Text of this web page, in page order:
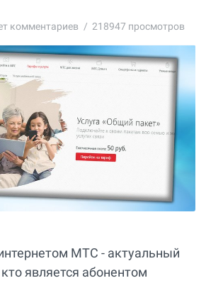
комментариев 218947 просмотров
МТС - актуальный
является абонентом